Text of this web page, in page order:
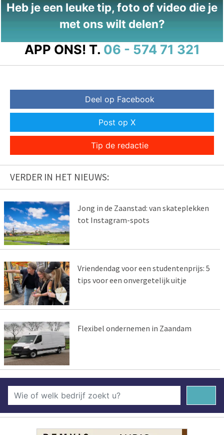
Heb je een leuke tip, foto of video die je
met ons wilt delen?
APP ONS! T. 06 - 574 71 321
Deel op Facebook
Post op X
Tip de redactie
VERDER IN HET NIEUWS:
Jong in de Zaanstad: van skateplekken
tot Instagram-spots
Vriendendag voor een studentenprijs: 5
tips voor een onvergetelijk uitje
Flexibel ondernemen in Zaandam